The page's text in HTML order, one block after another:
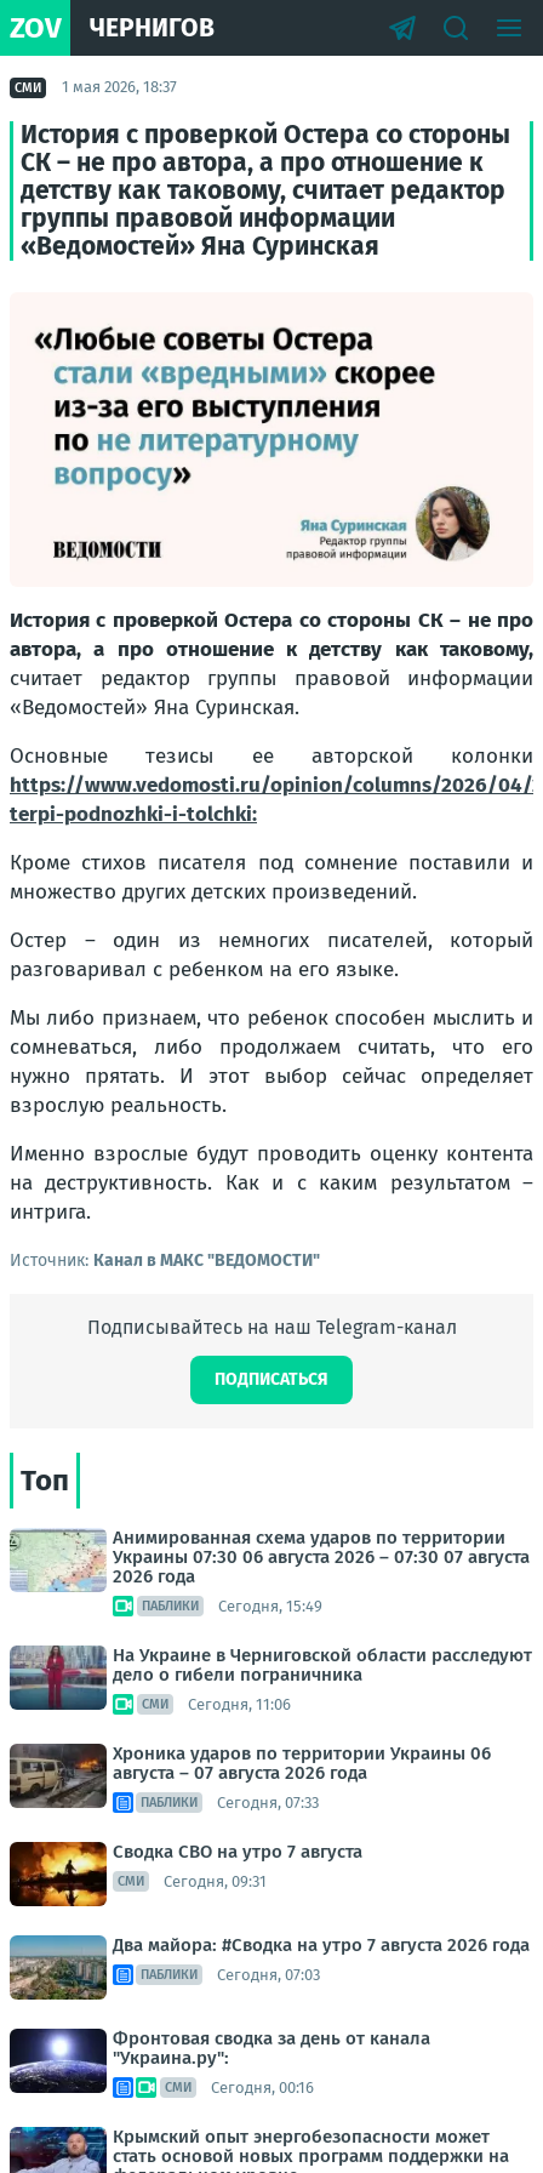
ZOV ЧЕРНИГОВ
СМИ 1 мая 2026, 18:37
История с проверкой Остера со стороны
СК – не про автора, а про отношение к
детству как таковому, считает редактор
группы правовой информации
«Ведомостей» Яна Суринская
История с проверкой Остера со стороны СК – не про
автора, а про отношение к детству как таковому,
считает редактор группы правовой информации
«Ведомостей» Яна Суринская.
Основные тезисы ее авторской колонки
https://www.vedomosti.ru/opinion/columns/2026/04/
terpi-podnozhki-i-tolchki:
Кроме стихов писателя под сомнение поставили и
множество других детских произведений.
Остер – один из немногих писателей, который
разговаривал с ребенком на его языке.
Мы либо признаем, что ребенок способен мыслить и
сомневаться, либо продолжаем считать, что его
нужно прятать. И этот выбор сейчас определяет
взрослую реальность.
Именно взрослые будут проводить оценку контента
на деструктивность. Как и с каким результатом –
интрига.
Источник: Канал в МАКС "ВЕДОМОСТИ"
Подписывайтесь на наш Telegram-канал
ПОДПИСАТЬСЯ
Топ
Анимированная схема ударов по территории
Украины 07:30 06 августа 2026 – 07:30 07 августа
2026 года
ПАБЛИКИ Сегодня, 15:49
На Украине в Черниговской области расследуют
дело о гибели пограничника
СМИ Сегодня, 11:06
Хроника ударов по территории Украины 06
августа – 07 августа 2026 года
ПАБЛИКИ Сегодня, 07:33
Сводка СВО на утро 7 августа
СМИ Сегодня, 09:31
Два майора: #Сводка на утро 7 августа 2026 года
ПАБЛИКИ Сегодня, 07:03
Фронтовая сводка за день от канала
"Украина.ру":
СМИ Сегодня, 00:16
Крымский опыт энергобезопасности может
стать основой новых программ поддержки на